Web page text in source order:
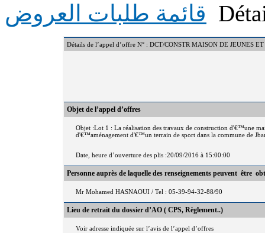
قائمة طلبات العروض
Détails de l’appel d’offre N° : DCT/CONSTR MAISON DE JEUNES
Objet de l’appel d’offres
Objet :Lot 1 : La réalisation des travaux de construction d'€™une
d'€™aménagement d'€™un terrain de sport dans la commune de
Date, heure d’ouverture des plis :20/09/2016 à 15:00:00
Personne auprès de laquelle des renseignements peuvent être
Mr Mohamed HASNAOUI / Tel : 05-39-94-32-88/90
Lieu de retrait du dossier d’AO ( CPS, Règlement..)
Voir adresse indiquée sur l’avis de l’appel d’offres